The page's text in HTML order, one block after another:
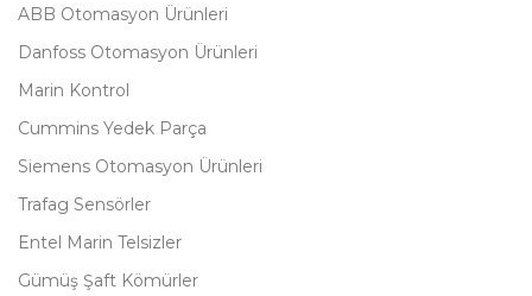
ABB Otomasyon Ürünleri
Danfoss Otomasyon Ürünleri
Marin Kontrol
Cummins Yedek Parça
Siemens Otomasyon Ürünleri
Trafag Sensörler
Entel Marin Telsizler
Gümüş Şaft Kömürler